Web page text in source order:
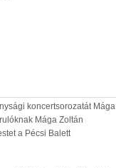
koncertsorozatát
Mága Zoltán
a Pécsi Balett